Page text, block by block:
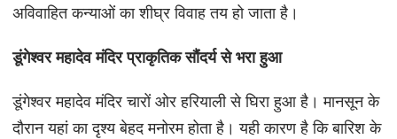
अविवाहित कन्याओं का शीघ्र विवाह तय हो जाता है।
डूंगेश्वर महादेव मंदिर प्राकृतिक सौंदर्य से भरा हुआ
डूंगेश्वर महादेव मंदिर चारों ओर हरियाली से घिरा हुआ है। मानसून के
दौरान यहां का दृश्य बेहद मनोरम होता है। यही कारण है कि बारिश के